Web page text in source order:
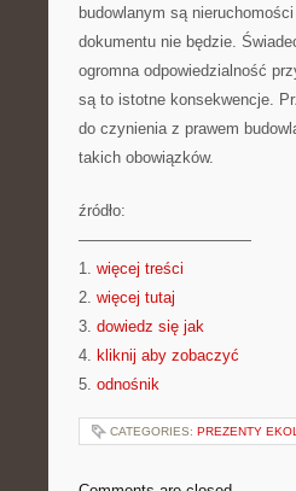
budowlanym są
dokumentu nie będzie.
ogromna odpowiedzialność
są to istotne konsekwencje.
do czynienia z prawem
takich obowiązków.
źródło:
———————————
1. więcej treści
2. więcej tutaj
3. dowiedz się jak
4. kliknij aby zobaczyć
5. odnośnik
CATEGORIES: PREZENTY